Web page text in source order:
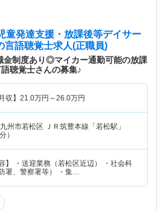
童発達支援・放課後等デイサー
言語聴覚士求人(正職員)
金制度あり◎マイカー通勤可能の放課
聴覚士さんの募集♪
収】 21.0万円～26.0万円
州市若松区 ＪＲ筑豊本線「若松駅」
）
】 ・送迎業務（若松区近辺） ・社会科
署、警察署等） ・集…